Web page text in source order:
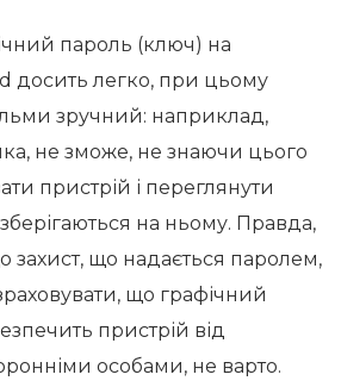
пароль (ключ) на
досить легко, при цьому
зручний: наприклад,
не зможе, не знаючи цього
пристрій і переглянути
на ньому. Правда,
захист, що надається паролем,
що графічний
пристрій від
особами, не варто.